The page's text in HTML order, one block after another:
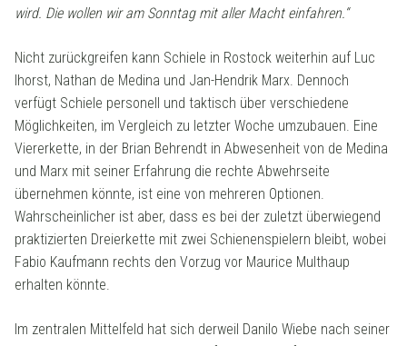
wird. Die wollen wir am Sonntag mit aller Macht einfahren.“
Nicht zurückgreifen kann Schiele in Rostock weiterhin auf Luc
Ihorst, Nathan de Medina und Jan-Hendrik Marx. Dennoch
verfügt Schiele personell und taktisch über verschiedene
Möglichkeiten, im Vergleich zu letzter Woche umzubauen. Eine
Viererkette, in der Brian Behrendt in Abwesenheit von de Medina
und Marx mit seiner Erfahrung die rechte Abwehrseite
übernehmen könnte, ist eine von mehreren Optionen.
Wahrscheinlicher ist aber, dass es bei der zuletzt überwiegend
praktizierten Dreierkette mit zwei Schienenspielern bleibt, wobei
Fabio Kaufmann rechts den Vorzug vor Maurice Multhaup
erhalten könnte.
Im zentralen Mittelfeld hat sich derweil Danilo Wiebe nach seiner